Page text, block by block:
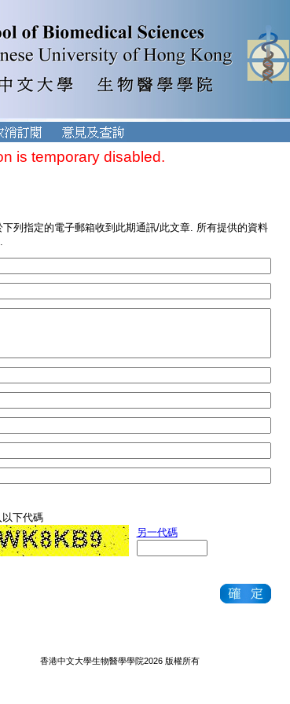
is temporary disabled.
列指定的電子郵箱收到此期通訊/此文章. 所有提供的資料
下代碼
另一代碼
香港中文大學生物醫學學院2026 版權所有